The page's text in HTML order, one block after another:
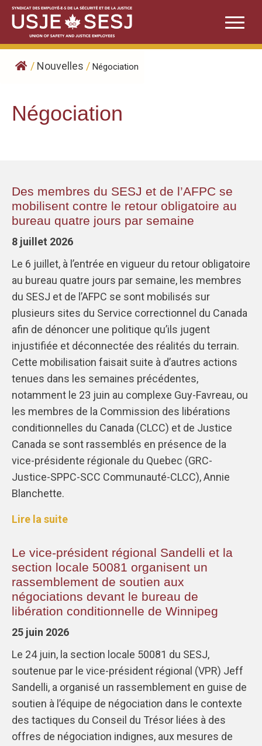
Skip
content
/ Nouvelles / Négociation
Négociation
Des membres du SESJ et de l’AFPC se
mobilisent contre le retour obligatoire au
bureau quatre jours par semaine
8 juillet 2026
Le 6 juillet, à l’entrée en vigueur du retour obligatoire
au bureau quatre jours par semaine, les membres
du SESJ et de l’AFPC se sont mobilisés sur
plusieurs sites du Service correctionnel du Canada
afin de dénoncer une politique qu’ils jugent
injustifiée et déconnectée des réalités du terrain.
Cette mobilisation faisait suite à d’autres actions
tenues dans les semaines précédentes,
notamment le 23 juin au complexe Guy-Favreau, ou
les membres de la Commission des libérations
conditionnelles du Canada (CLCC) et de Justice
Canada se sont rassemblés en présence de la
vice-présidente régionale du Quebec (GRC-
Justice-SPPC-SCC Communauté-CLCC), Annie
Blanchette.
Lire la suite
Le vice-président régional Sandelli et la
section locale 50081 organisent un
rassemblement de soutien aux
négociations devant le bureau de
libération conditionnelle de Winnipeg
25 juin 2026
Le 24 juin, la section locale 50081 du SESJ,
soutenue par le vice-président régional (VPR) Jeff
Sandelli, a organisé un rassemblement en guise de
soutien à l’équipe de négociation dans le contexte
des tactiques du Conseil du Trésor liées à des
offres de négociation indignes, aux mesures de